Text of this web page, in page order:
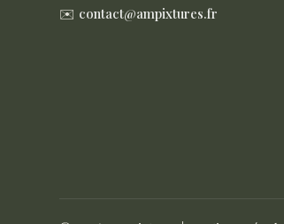
✉️ contact@ampixtures.fr